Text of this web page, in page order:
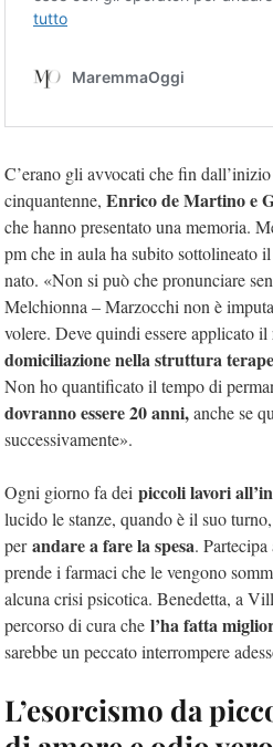
C’erano gli avvocati che fin
cinquantenne, Enrico de Martino e
che hanno presentato una memoria.
pm che in aula ha subito sottolineato
nato. «Non si può che pronunciare
Melchionna – Marzocchi non è
volere. Deve quindi essere applicato il
domiciliazione nella struttura
Non ho quantificato il tempo di
dovranno essere 20 anni,anche se
successivamente».
Ogni giorno fa dei piccoli lavori
lucido le stanze, quando è il suo
perandare a fare la spesa.
prende i farmaci che le vengono
alcuna crisi psicotica. Benedetta, a
percorso di cura che l’ha fatta
sarebbe un peccato interrompere
L’esorcismo da